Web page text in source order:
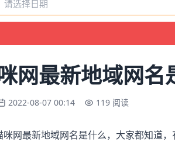
网最新地域网名
2022-08-07 00:14 119 阅读
咪网最新地域网名是什么，大家都知道